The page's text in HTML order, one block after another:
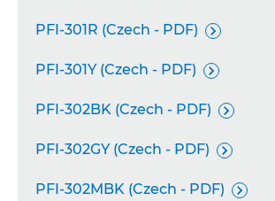
PFI-301R (Czech - PDF) 
PFI-301Y (Czech - PDF) 
PFI-302BK (Czech - PDF) 
PFI-302GY (Czech - PDF) 
PFI-302MBK (Czech - PDF) 